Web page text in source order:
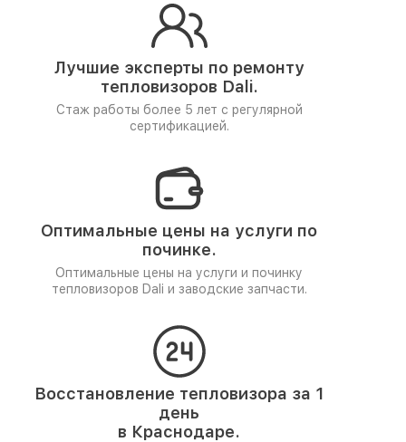
Лучшие эксперты по ремонту
тепловизоров Dali.
Стаж работы более 5 лет с регулярной
сертификацией.
Оптимальные цены на услуги по
починке.
Оптимальные цены на услуги и починку
тепловизоров Dali и заводские запчасти.
Восстановление тепловизора за 1
день
в Краснодаре.